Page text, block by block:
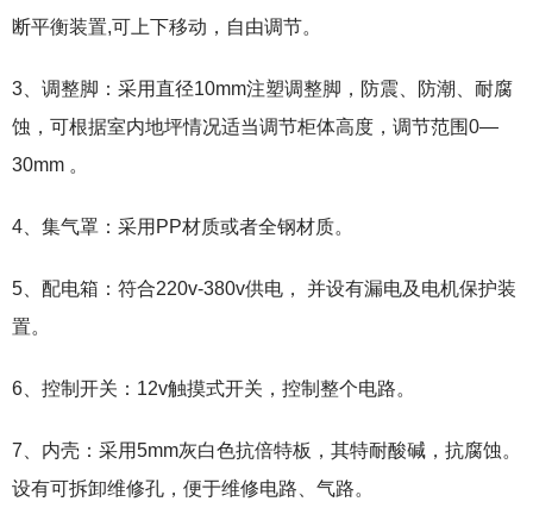
断平衡装置,可上下移动，自由调节。
3、调整脚：采用直径10mm注塑调整脚，防震、防潮、耐腐
蚀，可根据室内地坪情况适当调节柜体高度，调节范围0—
30mm 。
4、集气罩：采用PP材质或者全钢材质。
5、配电箱：符合220v-380v供电， 并设有漏电及电机保护装
置。
6、控制开关：12v触摸式开关，控制整个电路。
7、内壳：采用5mm灰白色抗倍特板，其特耐酸碱，抗腐蚀。
设有可拆卸维修孔，便于维修电路、气路。